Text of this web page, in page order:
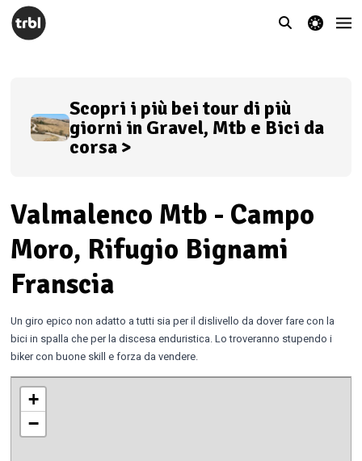
theme switcher
Scopri i più bei tour di più
giorni in Gravel, Mtb e Bici da
corsa >
Valmalenco Mtb - Campo
Moro, Rifugio Bignami
Franscia
Un giro epico non adatto a tutti sia per il dislivello da dover fare con la
bici in spalla che per la discesa enduristica. Lo troveranno stupendo i
biker con buone skill e forza da vendere.
+
−